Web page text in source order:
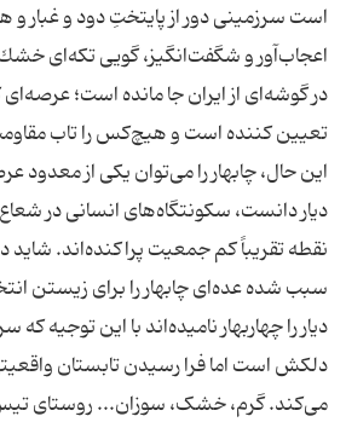
است سرزمینی دور از پایتختِ دود و غبار
اعجاب‌آور و شگفت‌انگیز، گویی تكه‌ای خشك
در گوشه‌ای از ایران جا مانده‌ است؛
تعیین كننده است و هیچ‌كس را تاب
این حال، چابهار را می‌توان یكی از معدود
نقطه تقریباً كم جمعیت پراكنده‌اند. شاید
سبب شده عده‌ای چابهار را برای زیستن
دیار را چهاربهار نامیده‌اند با این توجیه
دلكش است اما فرا رسیدن تابستان
می‌كند. گرم، خشک، سوزان... روستای